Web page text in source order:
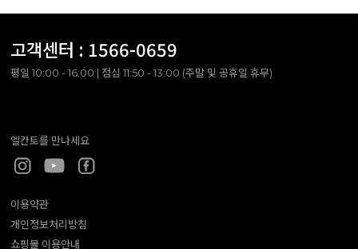
고객센터 : 1566-0659
평일 10:00 - 16:00 | 점심 11:50 - 13:00 (주말 및 공휴일 휴무)
엘칸토를 만나세요
이용약관
개인정보처리방침
쇼핑몰 이용안내